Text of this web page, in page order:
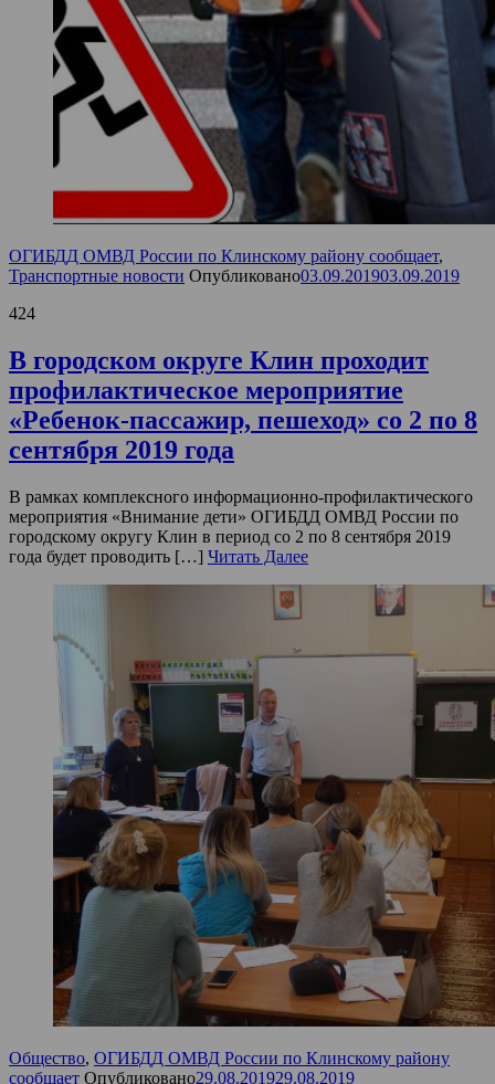
ОГИБДД ОМВД России по Клинскому району сообщает,
Транспортные новости Опубликовано03.09.201903.09.2019
424
В городском округе Клин проходит
профилактическое мероприятие
«Ребенок-пассажир, пешеход» со 2 по 8
сентября 2019 года
В рамках комплексного информационно-профилактического
мероприятия «Внимание дети» ОГИБДД ОМВД России по
городскому округу Клин в период со 2 по 8 сентября 2019
года будет проводить […] Читать Далее
Общество, ОГИБДД ОМВД России по Клинскому району
сообщает Опубликовано29.08.201929.08.2019